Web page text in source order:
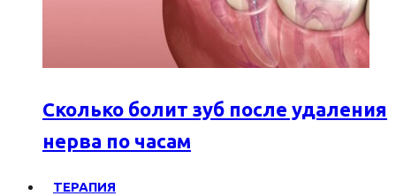
Сколько болит зуб после удаления
нерва по часам
ТЕРАПИЯ